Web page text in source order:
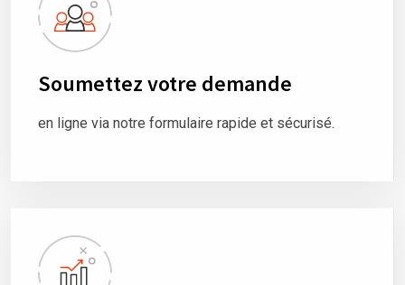
Soumettez votre demande
en ligne via notre formulaire rapide et sécurisé.